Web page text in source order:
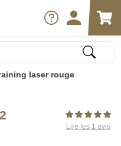
laser rouge
Lire les 1 avis